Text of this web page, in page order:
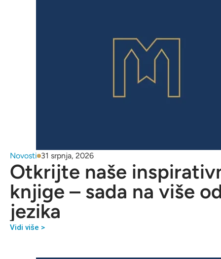
Novosti 31 srpnja, 2026
Otkrijte naše
knjige – sada na više
jezika
Vidi više >